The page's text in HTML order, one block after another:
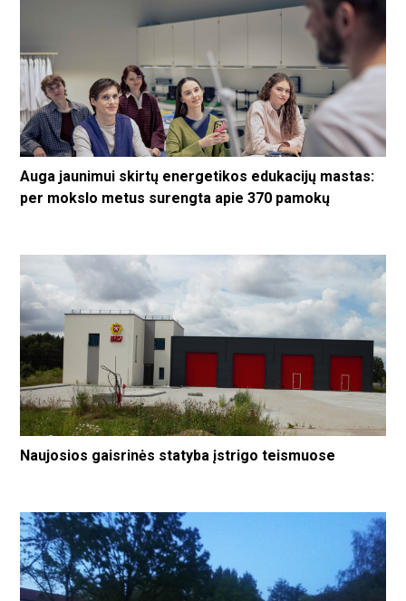
Auga jaunimui skirtų energetikos edukacijų mastas:
per mokslo metus surengta apie 370 pamokų
Naujosios gaisrinės statyba įstrigo teismuose